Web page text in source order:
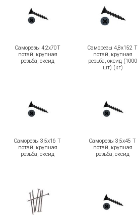
Саморезы 4,2х70Т
потай, крупная
резьба, оксид
Саморезы 4,8х152 Т
потай, крупная
резьба, оксид (1000
шт) (кг)
Саморезы 3,5х16 Т
потай, крупная
резьба, оксид
Саморезы 3,5х45 Т
потай, крупная
резьба, оксид